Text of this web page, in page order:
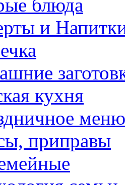
блюда
и
кухня
меню
приправы